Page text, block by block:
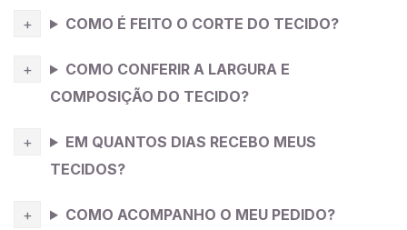
COMO É FEITO O CORTE DO TECIDO?
COMO CONFERIR A LARGURA E
COMPOSIÇÃO DO TECIDO?
EM QUANTOS DIAS RECEBO MEUS
TECIDOS?
COMO ACOMPANHO O MEU PEDIDO?